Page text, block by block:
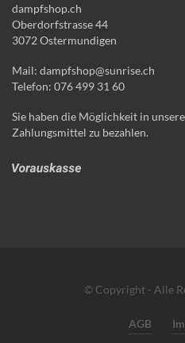
dampfshop.ch
Oberdorfstrasse 44
3072 Ostermundigen
Mail: dampfshop@sunrise.ch
Telefon: 076 499 31 60
Sie haben die Möglichkeit in
Zahlungsmittel zu bezahlen.
© Copyright - Alle
AGB